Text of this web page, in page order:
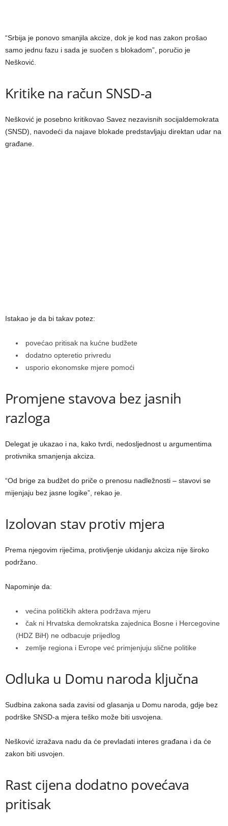
“Srbija je ponovo smanjila akcize, dok je kod nas zakon prošao
samo jednu fazu i sada je suočen s blokadom”, poručio je
Nešković.
Kritike na račun SNSD-a
Nešković je posebno kritikovao Savez nezavisnih socijaldemokrata
(SNSD), navodeći da najave blokade predstavljaju direktan udar na
građane.
Istakao je da bi takav potez:
povećao pritisak na kućne budžete
dodatno opteretio privredu
usporio ekonomske mjere pomoći
Promjene stavova bez jasnih
razloga
Delegat je ukazao i na, kako tvrdi, nedosljednost u argumentima
protivnika smanjenja akciza.
“Od brige za budžet do priče o prenosu nadležnosti – stavovi se
mijenjaju bez jasne logike”, rekao je.
Izolovan stav protiv mjera
Prema njegovim riječima, protivljenje ukidanju akciza nije široko
podržano.
Napominje da:
većina političkih aktera podržava mjeru
čak ni Hrvatska demokratska zajednica Bosne i Hercegovine
(HDZ BiH) ne odbacuje prijedlog
zemlje regiona i Evrope već primjenjuju slične politike
Odluka u Domu naroda ključna
Sudbina zakona sada zavisi od glasanja u Domu naroda, gdje bez
podrške SNSD-a mjera teško može biti usvojena.
Nešković izražava nadu da će prevladati interes građana i da će
zakon biti usvojen.
Rast cijena dodatno povećava
pritisak